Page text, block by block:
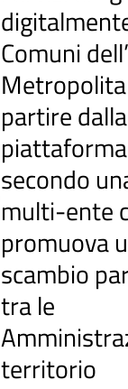
Comuni
partire dalla
secondo
multi-ente
promuova
scambio
tra le
territorio